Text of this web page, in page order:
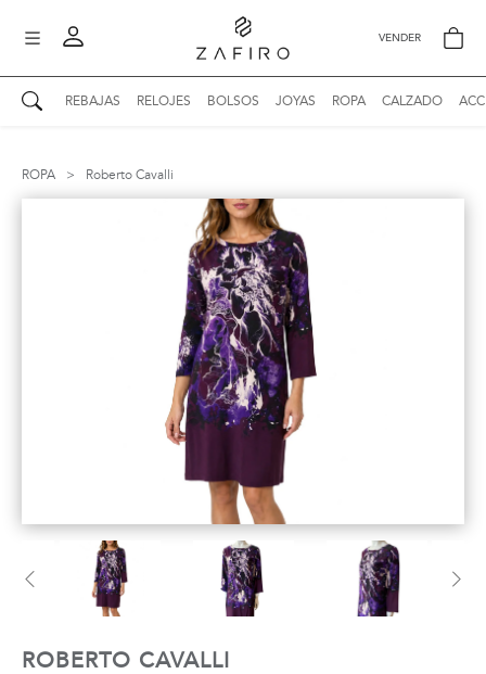
VENDER
REBAJAS RELOJES BOLSOS JOYAS ROPA CALZADO
Mis mensajes
ROPA > Roberto Cavalli
ROBERTO CAVALLI